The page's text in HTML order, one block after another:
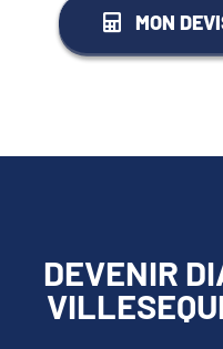
MON
DEVENIR